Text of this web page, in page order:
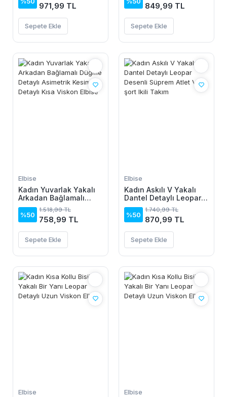
971,99 TL
Sepete Ekle
849,99 TL
Sepete Ekle
Elbise
Kadın Yuvarlak Yakalı
Arkadan Bağlamalı
Düğme Detaylı
Asimetrik Kesim Detaylı
Kısa Viskon Elbise
%50
1.518,99 TL
758,99 TL
Sepete Ekle
Elbise
Kadın Askılı V Yakalı
Dantel Detaylı Leopar
Desenli Süprem Atlet
Ve şort Ikili Takım
%50
1.740,99 TL
870,99 TL
Sepete Ekle
Elbise Elbise